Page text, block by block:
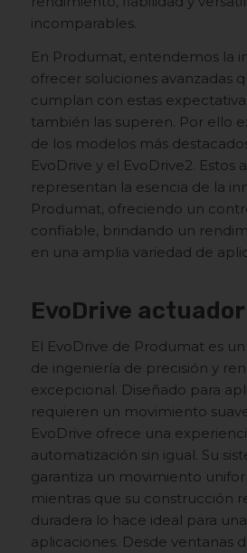
incomparables.
En Produmat, entendemos la
ofrecer soluciones avanzadas
cumplan con estas
también las superen. Por ello
de los modelos más
EvoDrive y el EvoDrive2. Estos
representan la esencia de la
Produmat, ofreciendo un
confiable, brindando un
en una amplia variedad de
EvoDrive actuador
El EvoDrive de Produmat es
de ingeniería de precisión y
excepcional. Diseñado para
requieren un movimiento
EvoDrive ofrece una
automatización sin igual. Su
garantiza un movimiento
mientras que su construcción
duradera lo hace ideal para
aplicaciones. Desde ventanas